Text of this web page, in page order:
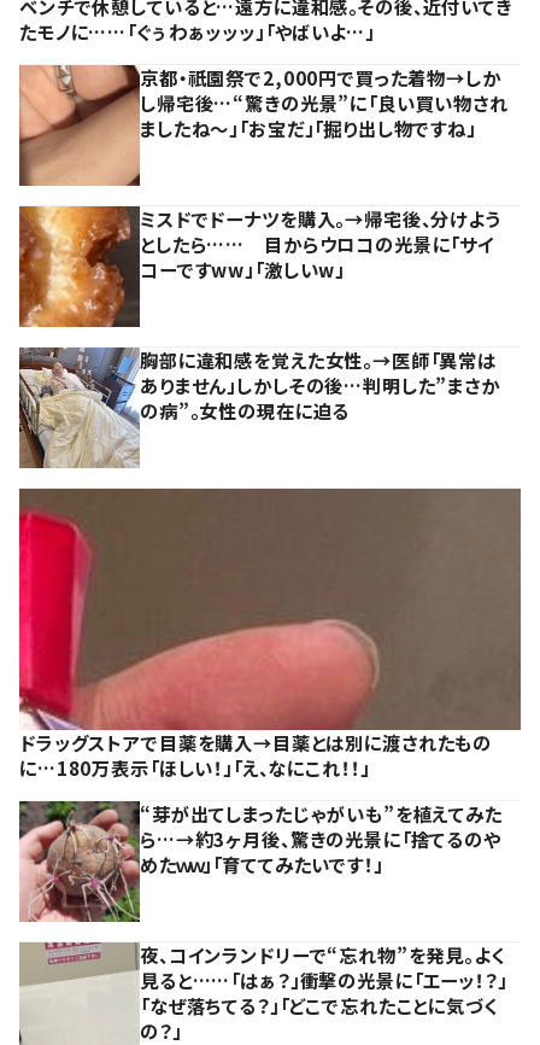
ベンチで休憩していると…遠方に違和感。その後、近付いてき
たモノに……「ぐぅわぁッッッ」「やばいよ…」
京都・祇園祭で2,000円で買った着物→しか
し帰宅後…“驚きの光景”に「良い買い物され
ましたね～」「お宝だ」「掘り出し物ですね」
ミスドでドーナツを購入。→帰宅後、分けよう
としたら…… 目からウロコの光景に「サイ
コーですww」「激しいw」
胸部に違和感を覚えた女性。→医師「異常は
ありません」しかしその後…判明した”まさか
の病”。女性の現在に迫る
ドラッグストアで目薬を購入→目薬とは別に渡されたもの
に…180万表示「ほしい！」「え、なにこれ！！」
“芽が出てしまったじゃがいも”を植えてみた
ら…→約3ヶ月後、驚きの光景に「捨てるのや
めたｗｗ」「育ててみたいです！」
夜、コインランドリーで“忘れ物”を発見。よく
見ると……「はぁ？」衝撃の光景に「エーッ！？」
「なぜ落ちてる？」「どこで忘れたことに気づく
の？」